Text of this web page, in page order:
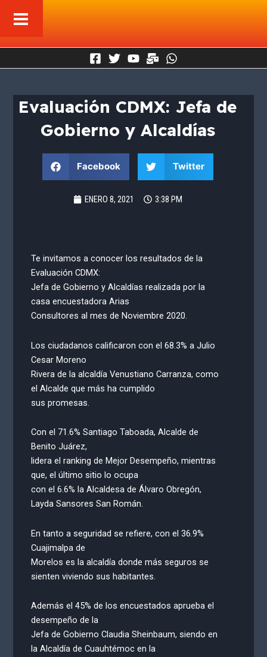
contenido
Evaluación CDMX: Jefa de
Gobierno y Alcaldías
Facebook Twitter
ENERO 8, 2021 3:38 PM
Te invitamos a conocer los resultados de la
Evaluación CDMX:
Jefa de Gobierno y Alcaldías realizada por la
casa encuestadora Arias
Consultores al mes de Noviembre 2020.
Los ciudadanos calificaron con el 68.3% a Julio
Cesar Moreno
Rivera de la alcaldía Venustiano Carranza, como
el Alcalde que más ha cumplido
sus promesas.
Con el 71.6% Santiago Taboada, Alcalde de
Benito Juárez,
lidera el ranking de Mejor Desempeño, mientras
que, el último sitio lo ocupa
con el 6.6% la Alcaldesa de Álvaro Obregón,
Layda Sansores San Román.
En tanto a seguridad se refiere, con el 36.9%
Cuajimalpa de
Morelos es la alcaldía donde más seguros se
sienten viviendo sus habitantes.
Además el 45% de los encuestados aprueba el
desempeño de la
Jefa de Gobierno Claudia Sheinbaum, siendo en
la Alcaldía de Cuauhtémoc en la